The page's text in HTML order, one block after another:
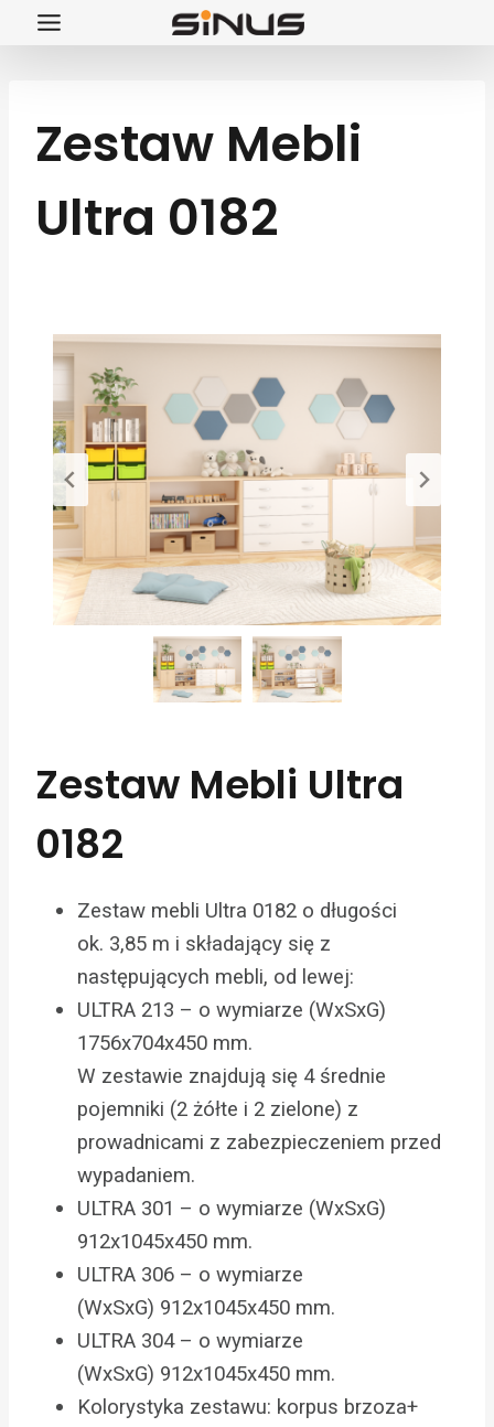
Przejdź
Zestaw Mebli
Ultra 0182
Zestaw Mebli Ultra
0182
Zestaw mebli Ultra 0182 o długości
ok. 3,85 m i składający się z
następujących mebli, od lewej:
ULTRA 213 – o wymiarze (WxSxG)
1756x704x450 mm.
W zestawie znajdują się 4 średnie
pojemniki (2 żółte i 2 zielone) z
prowadnicami z zabezpieczeniem przed
wypadaniem.
ULTRA 301 – o wymiarze (WxSxG)
912x1045x450 mm.
ULTRA 306 – o wymiarze
(WxSxG) 912x1045x450 mm.
ULTRA 304 – o wymiarze
(WxSxG) 912x1045x450 mm.
Kolorystyka zestawu: korpus brzoza+